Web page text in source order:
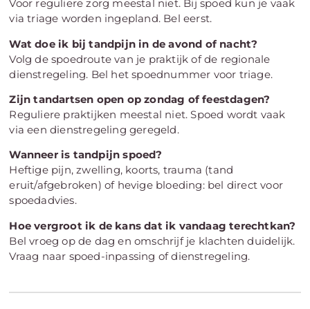
Voor reguliere zorg meestal niet. Bij spoed kun je vaak
via triage worden ingepland. Bel eerst.
Wat doe ik bij tandpijn in de avond of nacht?
Volg de spoedroute van je praktijk of de regionale
dienstregeling. Bel het spoednummer voor triage.
Zijn tandartsen open op zondag of feestdagen?
Reguliere praktijken meestal niet. Spoed wordt vaak
via een dienstregeling geregeld.
Wanneer is tandpijn spoed?
Heftige pijn, zwelling, koorts, trauma (tand
eruit/afgebroken) of hevige bloeding: bel direct voor
spoedadvies.
Hoe vergroot ik de kans dat ik vandaag terechtkan?
Bel vroeg op de dag en omschrijf je klachten duidelijk.
Vraag naar spoed-inpassing of dienstregeling.